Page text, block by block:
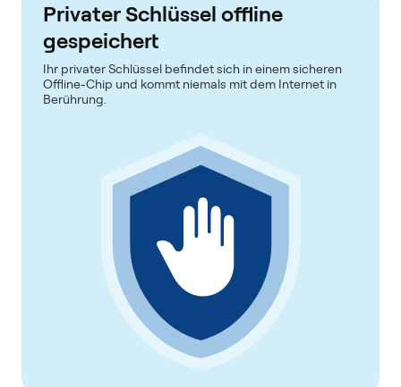
Privater Schlüssel offline
gespeichert
Ihr privater Schlüssel befindet sich in einem sicheren
Offline-Chip und kommt niemals mit dem Internet in
Berührung.